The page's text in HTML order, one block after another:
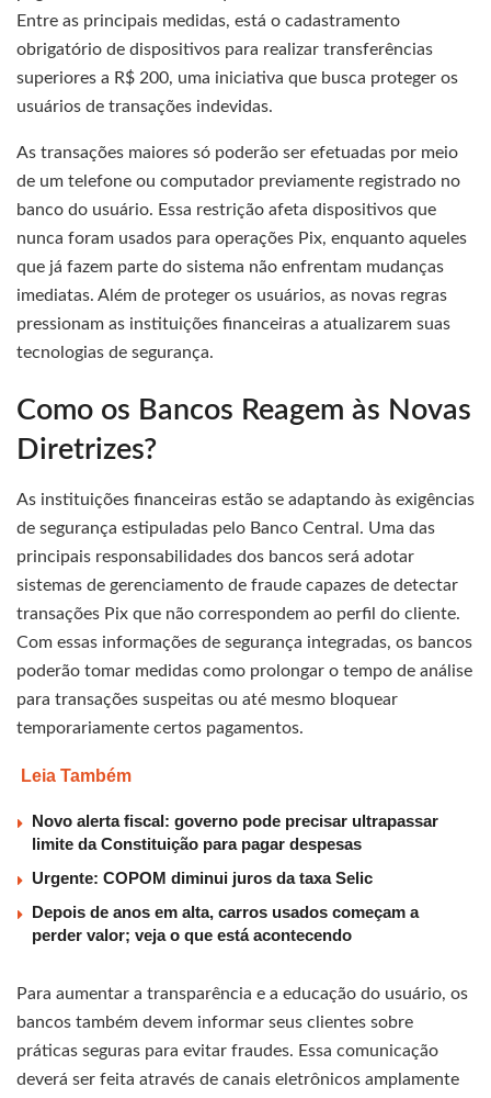
Entre as principais medidas, está o cadastramento
obrigatório de dispositivos para realizar transferências
superiores a R$ 200, uma iniciativa que busca proteger os
usuários de transações indevidas.
As transações maiores só poderão ser efetuadas por meio
de um telefone ou computador previamente registrado no
banco do usuário. Essa restrição afeta dispositivos que
nunca foram usados para operações Pix, enquanto aqueles
que já fazem parte do sistema não enfrentam mudanças
imediatas. Além de proteger os usuários, as novas regras
pressionam as instituições financeiras a atualizarem suas
tecnologias de segurança.
Como os Bancos Reagem às Novas
Diretrizes?
As instituições financeiras estão se adaptando às exigências
de segurança estipuladas pelo Banco Central. Uma das
principais responsabilidades dos bancos será adotar
sistemas de gerenciamento de fraude capazes de detectar
transações Pix que não correspondem ao perfil do cliente.
Com essas informações de segurança integradas, os bancos
poderão tomar medidas como prolongar o tempo de análise
para transações suspeitas ou até mesmo bloquear
temporariamente certos pagamentos.
Leia Também
Novo alerta fiscal: governo pode precisar ultrapassar
limite da Constituição para pagar despesas
Urgente: COPOM diminui juros da taxa Selic
Depois de anos em alta, carros usados começam a
perder valor; veja o que está acontecendo
Para aumentar a transparência e a educação do usuário, os
bancos também devem informar seus clientes sobre
práticas seguras para evitar fraudes. Essa comunicação
deverá ser feita através de canais eletrônicos amplamente